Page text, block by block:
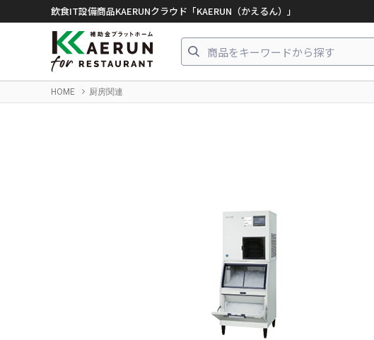
飲食IT設備商品KAERUNクラウド「KAERUN（かえるん）」
HOME 厨房関連